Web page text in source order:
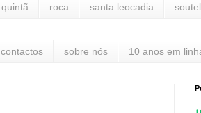
quintã roca santa leocadia
contactos sobre nós 10 anos em